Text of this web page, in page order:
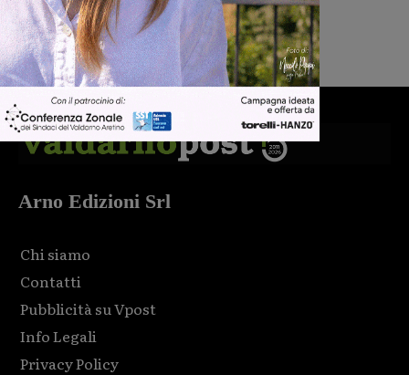
Monica Campani - 7 Agosto 2026
Arno Edizioni Srl
Chi siamo
Contatti
Pubblicità su Vpost
Info Legali
Privacy Policy